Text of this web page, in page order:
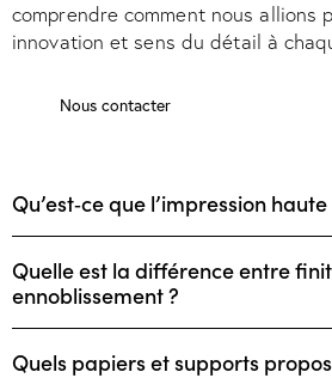
comprendre comment nous allions
innovation et sens du détail à
Nous contacter
Qu’est‑ce que l’impression
Quelle est la différence entre
ennoblissement ?
Quels papiers et supports